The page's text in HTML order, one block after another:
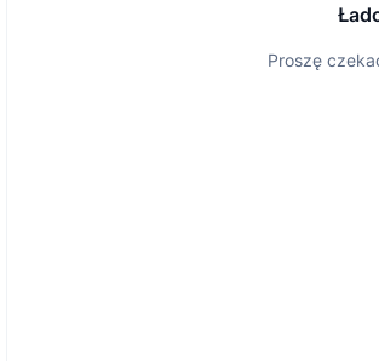
Proszę